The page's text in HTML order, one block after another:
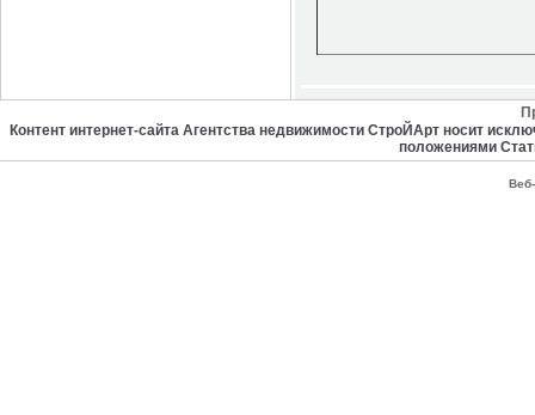
Контент интернет-сайта Агентства недвижимости СтроЙАрт носит
положениями